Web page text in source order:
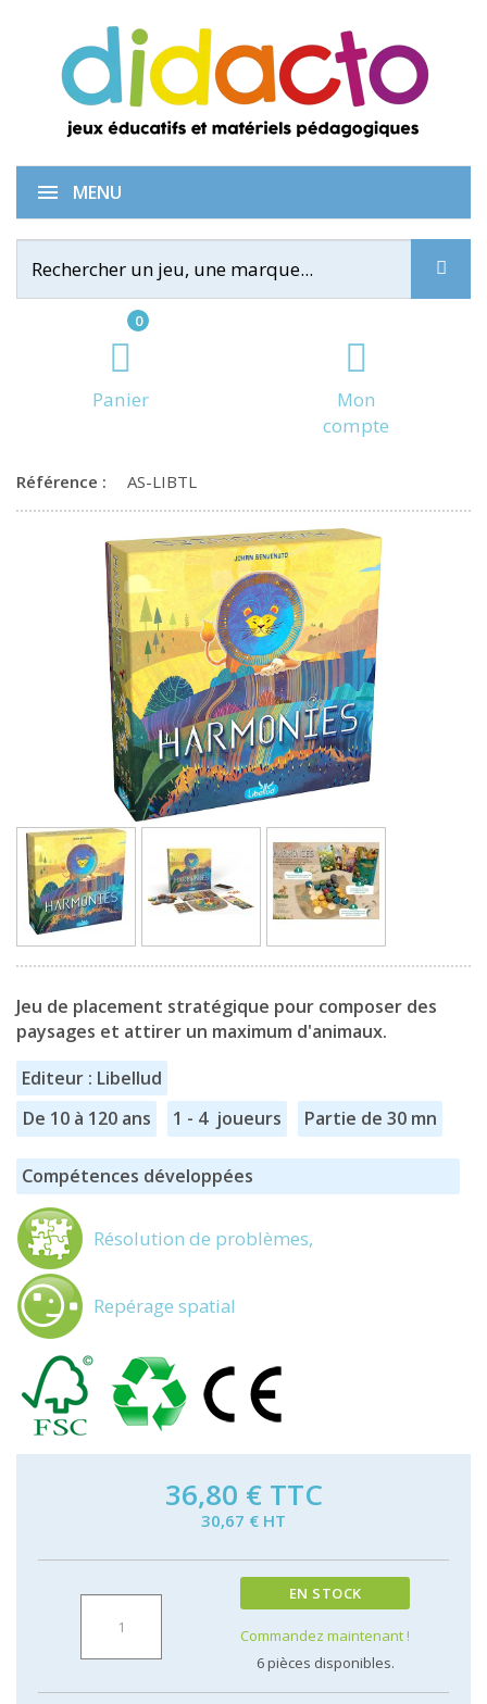
0
Panier
Mon
compte
MENU
Harmonies
Référence : AS-LIBTL
Jeu de placement stratégique pour composer des
paysages et attirer un maximum d'animaux.
Editeur : Libellud
De 10 à 120 ans
1 - 4 joueurs Partie de 30 mn
Compétences développées
Résolution de problèmes,
Repérage spatial
36,80 € TTC
30,67 € HT
EN STOCK
Commandez maintenant !
6pièces disponibles.